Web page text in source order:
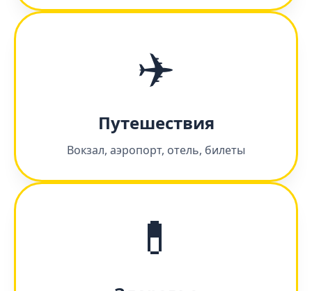
✈️
Путешествия
Вокзал, аэропорт, отель, билеты
💊